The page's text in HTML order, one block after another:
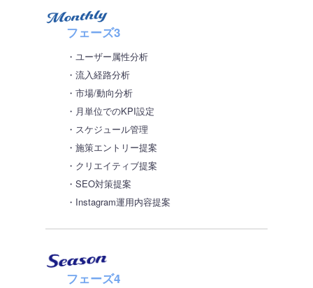
フェーズ3
・ユーザー属性分析
・流入経路分析
・市場/動向分析
・月単位でのKPI設定
・スケジュール管理
・施策エントリー提案
・クリエイティブ提案
・SEO対策提案
・Instagram運用内容提案
フェーズ4